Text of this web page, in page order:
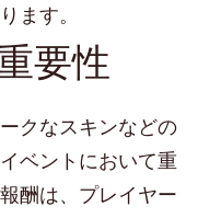
ます。
要性
クなスキンなどの
ベントにおいて重
酬は、プレイヤー